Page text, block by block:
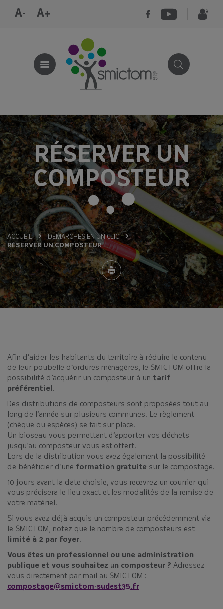
A- A+
RÉSERVER UN
COMPOSTEUR
ACCUEIL
DÉMARCHES EN UN CLIC
RÉSERVER UN COMPOSTEUR
Afin d’aider les habitants du territoire à réduire le contenu
de leur poubelle d’ordures ménagères, le SMICTOM offre la
possibilité d’acquérir un composteur à un tarif
préférentiel .
Des distributions de composteurs sont proposées tout au
long de l’année sur plusieurs communes. Le règlement
(chèque ou espèces) se fait sur place.
Un bioseau vous permettant d’apporter vos déchets
jusqu’au composteur vous est offert.
Lors de la distribution vous avez également la possibilité
de bénéficier d’une formation gratuite sur le compostage.
10 jours avant la date choisie, vous recevrez un courrier qui
vous précisera le lieu exact et les modalités de la remise de
votre matériel.
Si vous avez déjà acquis un composteur précédemment via
le SMICTOM, notez que le nombre de composteurs est
limité à 2 par foyer.
Vous êtes un professionnel ou une administration
publique et vous souhaitez un composteur ? Adressez-
vous directement par mail au SMICTOM :
compostage@smictom-sudest35.fr